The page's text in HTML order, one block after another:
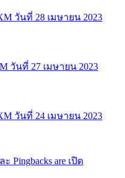
วันที่ 28 เมษายน 2023
วันที่ 27 เมษายน 2023
วันที่ 24 เมษายน 2023
Pingbacks are เปิด